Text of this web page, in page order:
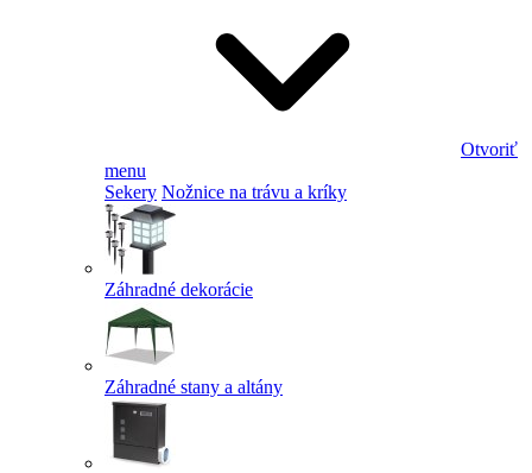
Otvoriť
menu
Sekery Nožnice na trávu a kríky
Záhradné dekorácie
Záhradné stany a altány